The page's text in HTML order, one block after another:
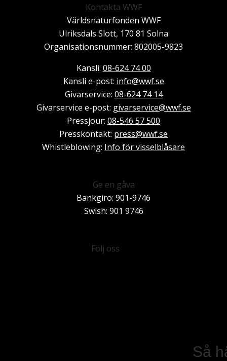
Kontakta WWF
Världsnaturfonden WWF
Ulriksdals Slott, 170 81 Solna
Organisationsnummer: 802005-9823
Kansli: 08-624 74 00
Kansli e-post: info@wwf.se
Givarservice: 08-624 74 14
Givarservice e-post: givarservice@wwf.se
Pressjour: 08-546 57 500
Presskontakt: press@wwf.se
Whistleblowing: Info för visselblåsare
Ge en gåva
Bankgiro: 901-9746
Swish: 901 9746
Följ oss
Så